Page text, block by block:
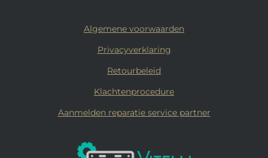
Algemene voorwaarden
Privacyverklaring
Retourbeleid
Klachtenprocedure
Aanmelden reparatie service partner